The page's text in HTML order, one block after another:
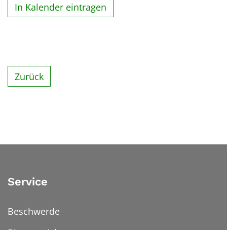
In Kalender eintragen
Zurück
Service
Beschwerde